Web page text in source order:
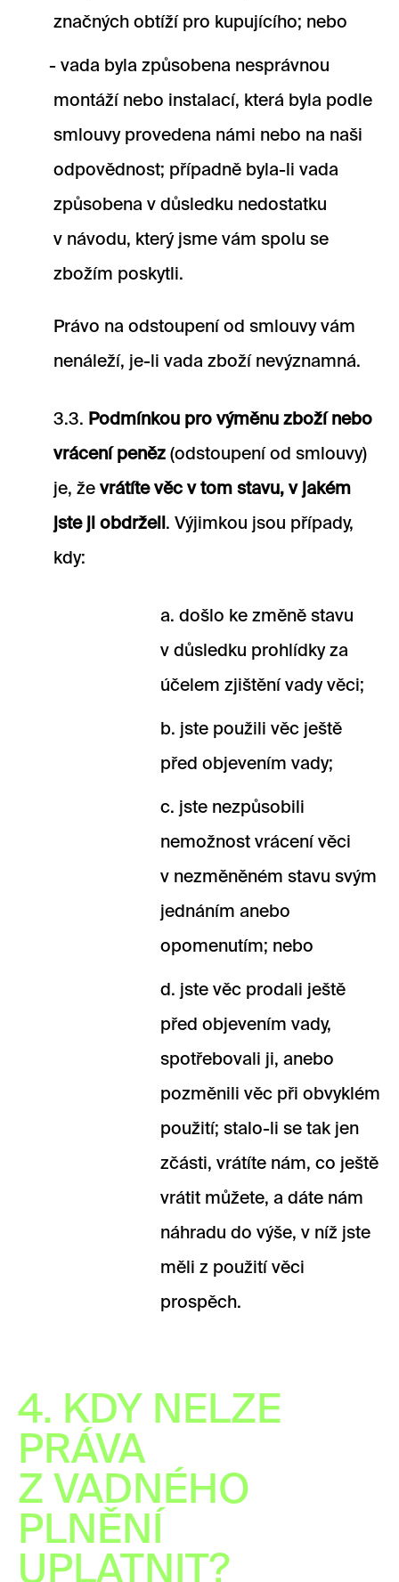
značných obtíží pro kupujícího; nebo
vada byla způsobena nesprávnou
montáží nebo instalací, která byla podle
smlouvy provedena námi nebo na naši
odpovědnost; případně byla-li vada
způsobena v důsledku nedostatku
v návodu, který jsme vám spolu se
zbožím poskytli.
Právo na odstoupení od smlouvy vám
nenáleží, je-li vada zboží nevýznamná.
3.3. Podmínkou pro výměnu zboží nebo
vrácení peněz (odstoupení od smlouvy)
je, že vrátíte věc v tom stavu, v jakém
jste ji obdrželi . Výjimkou jsou případy,
kdy:
došlo ke změně stavu
v důsledku prohlídky za
účelem zjištění vady věci;
jste použili věc ještě
před objevením vady;
jste nezpůsobili
nemožnost vrácení věci
v nezměněném stavu svým
jednáním anebo
opomenutím; nebo
jste věc prodali ještě
před objevením vady,
spotřebovali ji, anebo
pozměnili věc při obvyklém
použití; stalo-li se tak jen
zčásti, vrátíte nám, co ještě
vrátit můžete, a dáte nám
náhradu do výše, v níž jste
měli z použití věci
prospěch.
4. KDY NELZE
PRÁVA
Z VADNÉHO
PLNĚNÍ
UPLATNIT?